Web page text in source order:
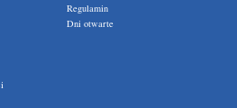
Regulamin
Dni otwarte